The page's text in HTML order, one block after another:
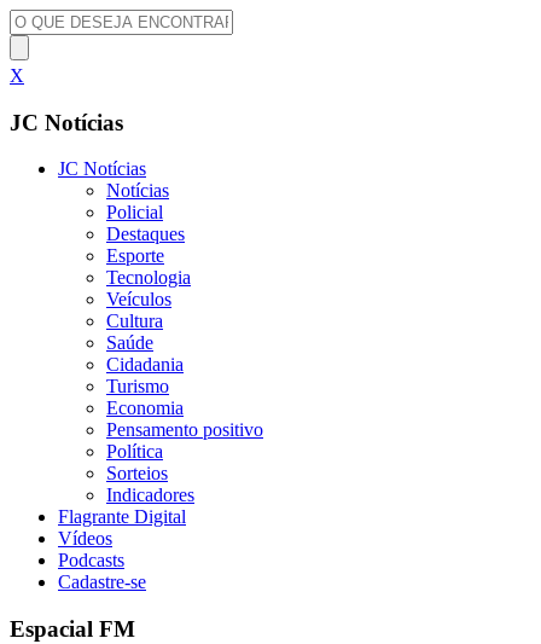
X
JC Notícias
JC Notícias
Notícias
Policial
Destaques
Esporte
Tecnologia
Veículos
Cultura
Saúde
Cidadania
Turismo
Economia
Pensamento positivo
Política
Sorteios
Indicadores
Flagrante Digital
Vídeos
Podcasts
Cadastre-se
Espacial FM